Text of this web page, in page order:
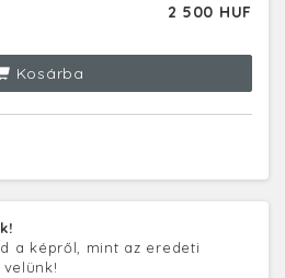
2 500 HUF
Kosárba
a képről, mint az eredeti